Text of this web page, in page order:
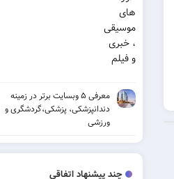
معرفی ۵ وبسایت برتر در زمینه
دندانپزشکی، پزشکی،گردشگری و
ورزشی
چند پیشنهاد اتفاقی